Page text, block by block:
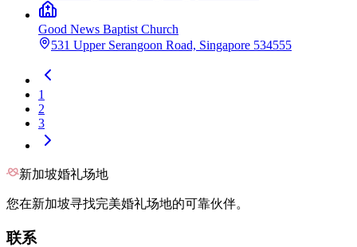
Good News Baptist Church
531 Upper Serangoon Road, Singapore 534555
1
2
3
新加坡婚礼场地
您在新加坡寻找完美婚礼场地的可靠伙伴。
联系